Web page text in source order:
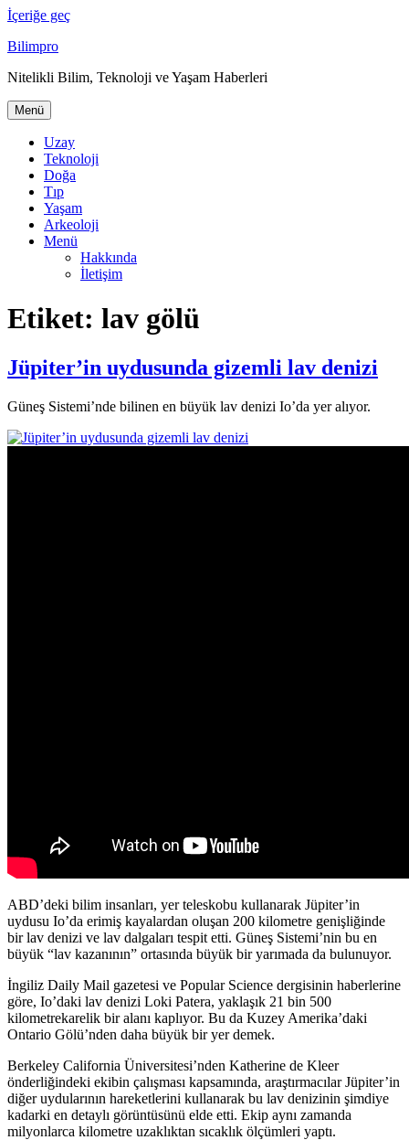
İçeriğe geç
Bilimpro
Nitelikli Bilim, Teknoloji ve Yaşam Haberleri
Menü
Uzay
Teknoloji
Doğa
Tıp
Yaşam
Arkeoloji
Menü
Hakkında
İletişim
Etiket: lav gölü
Jüpiter’in uydusunda gizemli lav denizi
Güneş Sistemi’nde bilinen en büyük lav denizi Io’da yer alıyor.
ABD’deki bilim insanları, yer teleskobu kullanarak Jüpiter’in
uydusu Io’da erimiş kayalardan oluşan 200 kilometre genişliğinde
bir lav denizi ve lav dalgaları tespit etti. Güneş Sistemi’nin bu en
büyük “lav kazanının” ortasında büyük bir yarımada da bulunuyor.
İngiliz Daily Mail gazetesi ve Popular Science dergisinin haberlerine
göre, Io’daki lav denizi Loki Patera, yaklaşık 21 bin 500
kilometrekarelik bir alanı kaplıyor. Bu da Kuzey Amerika’daki
Ontario Gölü’nden daha büyük bir yer demek.
Berkeley California Üniversitesi’nden Katherine de Kleer
önderliğindeki ekibin çalışması kapsamında, araştırmacılar Jüpiter’in
diğer uydularının hareketlerini kullanarak bu lav denizinin şimdiye
kadarki en detaylı görüntüsünü elde etti. Ekip aynı zamanda
milyonlarca kilometre uzaklıktan sıcaklık ölçümleri yaptı.